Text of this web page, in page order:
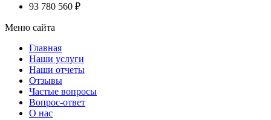
93 780 560 ₽
Меню сайта
Главная
Наши услуги
Наши отчеты
Отзывы
Частые вопросы
Вопрос-ответ
О нас